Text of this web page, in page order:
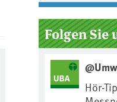
Folgen Sie
Hör-